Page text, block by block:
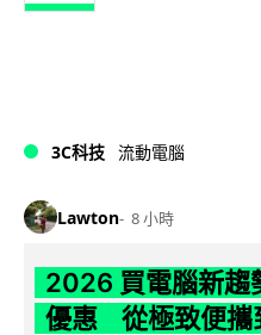
3C科技 流動電腦
Lawton 8 小時
2026 買電腦新趨
優惠 從極致便攜